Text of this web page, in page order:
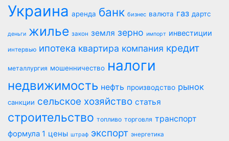
Украина аренда банк бизнес валюта газ дартс
деньги жилье закон земля зерно импорт инвестиции
интервью ипотека квартира компания кредит
металлургия мошенничество налоги
недвижимость нефть производство рынок
санкции сельское хозяйство статья
строительство топливо торговля транспорт
формула 1 цены штраф экспорт энергетика